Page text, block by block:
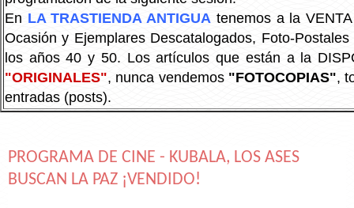
En LA TRASTIENDA ANTIGUA tenemos a la
Ocasión y Ejemplares Descatalogados, Foto-
los años 40 y 50. Los artículos que están a la
"ORIGINALES", nunca vendemos "FOTOCOPIAS",
entradas (posts).
PROGRAMA DE CINE - KUBALA, LOS ASES
BUSCAN LA PAZ ¡VENDIDO!